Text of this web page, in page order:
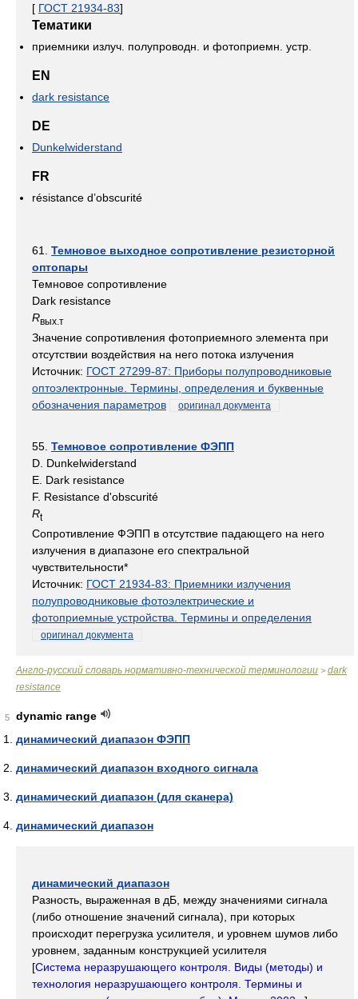
[ ГОСТ 21934-83]
Тематики
приемники излуч. полупроводн. и фотоприемн. устр.
EN
dark resistance
DE
Dunkelwiderstand
FR
résistance d’obscurité
61. Темновое выходное сопротивление резисторной
оптопары
Темновое сопротивление
Dark resistance
Rвых.т
Значение сопротивления фотоприемного элемента при
отсутствии воздействия на него потока излучения
Источник: ГОСТ 27299-87: Приборы полупроводниковые
оптоэлектронные. Термины, определения и буквенные
обозначения параметров
оригинал документа
55. Темновое сопротивление ФЭПП
D. Dunkelwiderstand
E. Dark resistance
F. Resistance d'obscurité
Rt
Сопротивление ФЭПП в отсутствие падающего на него
излучения в диапазоне его спектральной
чувствительности*
Источник: ГОСТ 21934-83: Приемники излучения
полупроводниковые фотоэлектрические и
фотоприемные устройства. Термины и определения
оригинал документа
Англо-русский словарь нормативно-технической терминологии > dark
resistance
5
dynamic range
динамический диапазон ФЭПП
динамический диапазон входного сигнала
динамический диапазон (для сканера)
динамический диапазон
динамический диапазон
Разность, выраженная в дБ, между значениями сигнала
(либо отношение значений сигнала), при которых
происходит перегрузка усилителя, и уровнем шумов либо
уровнем, заданным конструкцией усилителя
[Система неразрушающего контроля. Виды (методы) и
технология неразрушающего контроля. Термины и